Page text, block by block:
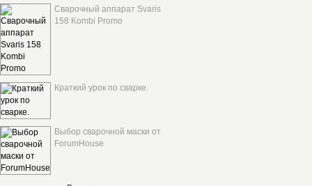
Сварочный аппарат Svaris
158 Kombi Promo
Краткий урок по сварке.
Выбор сварочной маски от
ForumHouse